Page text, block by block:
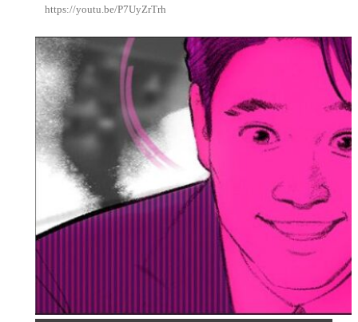
https://youtu.be/P7UyZrTrh